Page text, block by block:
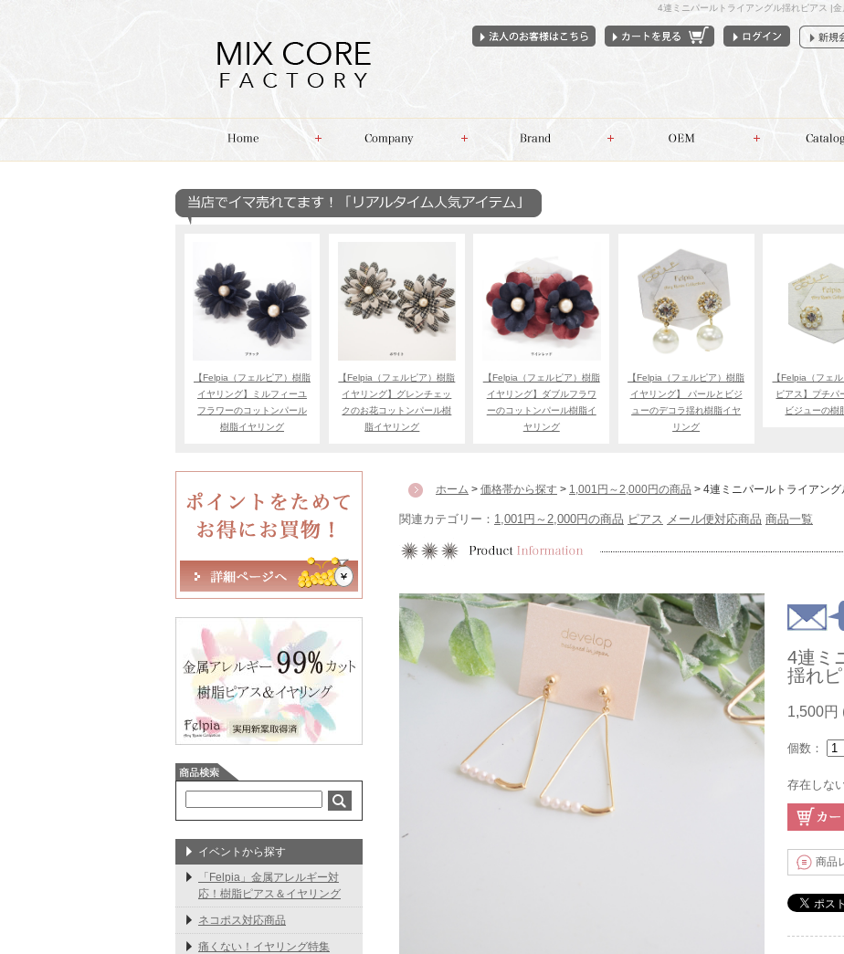
4連ミニパールトライアングル揺れピアス |
【Felpia（フェルピア）樹脂
イヤリング】ミルフィーユ
フラワーのコットンパール
樹脂イヤリング
【Felpia（フェルピア）樹脂
イヤリング】グレンチェッ
クのお花コットンパール樹
脂イヤリング
【Felpia（フェルピア）樹脂
イヤリング】ダブルフラワ
ーのコットンパール樹脂イ
ヤリング
【Felpia（フェルピア）樹脂
イヤリング】 パールとビジ
ューのデコラ揺れ樹脂イヤ
リング
【Felpia（フェ
ピアス】プチパ
ビジューの樹
ホーム > 価格帯から探す > 1,001円～2,000円の商品 > 4連ミニパールトライアング
関連カテゴリー： 1,001円～2,000円の商品 ピアス メール便対応商品 商品一覧
4連ミ
揺れ
1,500円
個数：
存在しな
商品
イベントから探す
「Felpia」金属アレルギー対
応！樹脂ピアス＆イヤリング
ネコポス対応商品
痛くない！イヤリング特集